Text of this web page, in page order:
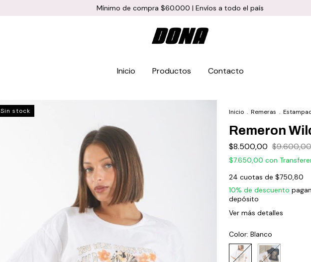
Mínimo de compra $60.000 | Envíos a todo el país
Inicio Productos Contacto
Sin stock Inicio . Remeras .
Remeron
$8.500,00 $9.600,00
$7.650,00 con
24 cuotas de $750,80
10% de descuento
depósito
Ver más detalles
Color: Blanco